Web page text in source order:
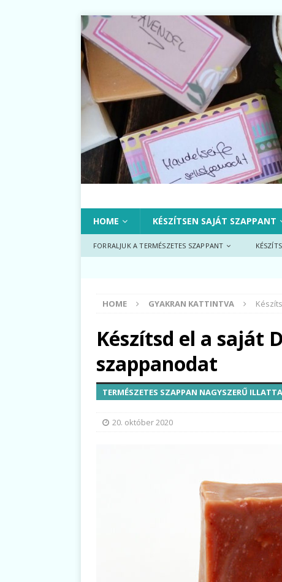
HOME KÉSZÍTSEN SAJÁT SZAPPANT
FORRALJUK A TERMÉSZETES SZAPPANT
HOME GYAKRAN KATTINTVA
Készítsd el a saját
szappanodat
TERMÉSZETES SZAPPAN NAGYSZERŰ
20. október 2020